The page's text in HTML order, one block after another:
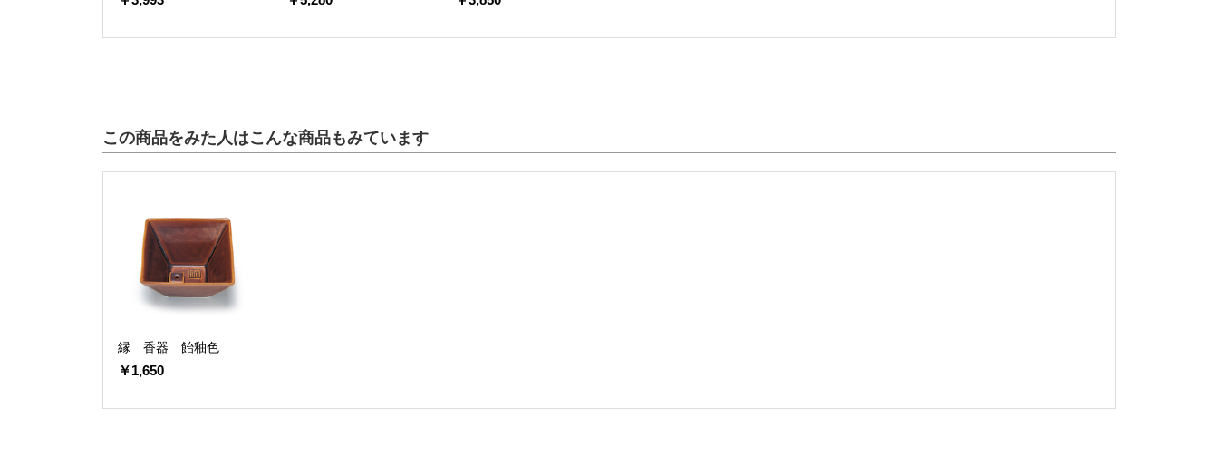
この商品をみた人はこんな商品もみています
縁 香器 飴釉色
￥1,650